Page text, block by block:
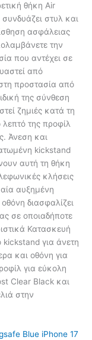
θήκη Air
στυλ και
ασφάλειας
την
που αντέχει σε
από
προστασία από
της σύνθεση
ζημιές κατά τη
της προφίλ
Άνεση και
kickstand
αυτή τη θήκη
κλήσεις
αυξημένη
διασφαλίζει
σε οποιαδήποτε
Κατασκευή
για άνετη
και οθόνη για
για εύκολη
Clear Black και
στην